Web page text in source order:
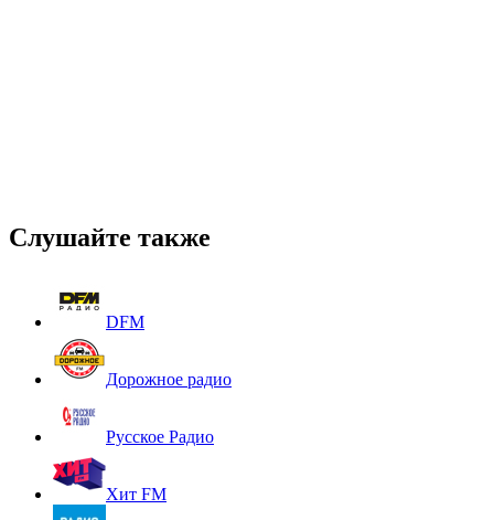
Слушайте также
DFM
Дорожное радио
Русское Радио
Хит FM